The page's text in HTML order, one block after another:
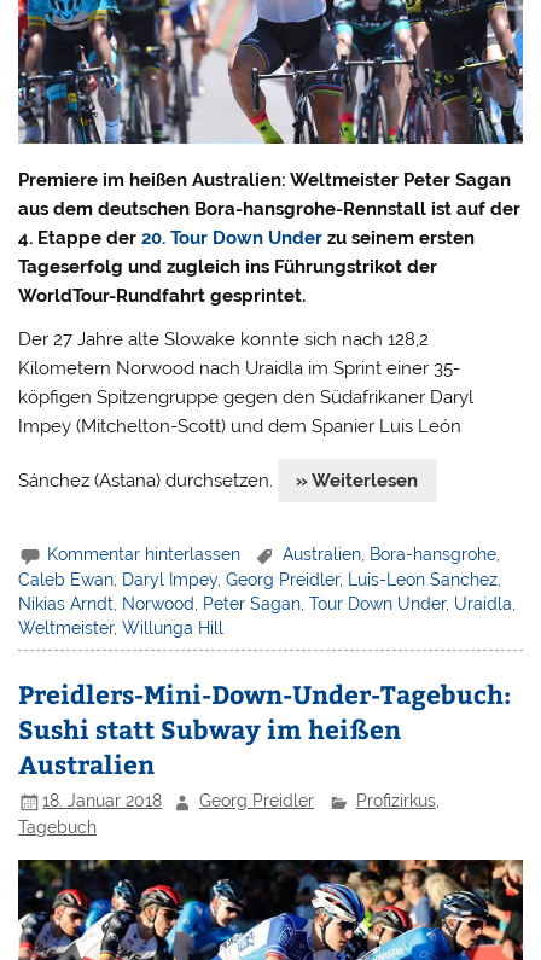
Premiere im heißen Australien: Weltmeister Peter Sagan
aus dem deutschen Bora-hansgrohe-Rennstall ist auf der
4. Etappe der20. Tour Down Under zu seinem ersten
Tageserfolg und zugleich ins Führungstrikot der
WorldTour-Rundfahrt gesprintet.
Der 27 Jahre alte Slowake konnte sich nach 128,2
Kilometern Norwood nach Uraidla im Sprint einer 35-
köpfigen Spitzengruppe gegen den Südafrikaner Daryl
Impey (Mitchelton-Scott) und dem Spanier Luis León
Sánchez (Astana) durchsetzen. » Weiterlesen
Kommentar hinterlassen Australien Bora-hansgrohe
Caleb Ewan Daryl Impey,Georg Preidler, Luis-Leon Sanchez
Nikias Arndt
Norwood Peter Sagan ,Tour Down Under, Uraidla
Weltmeister,Willunga Hill
Preidlers-Mini-Down-Under-Tagebuch:
Sushi statt Subway im heißen
Australien
18. Januar 2018 Georg Preidler Profizirkus,
Tagebuch